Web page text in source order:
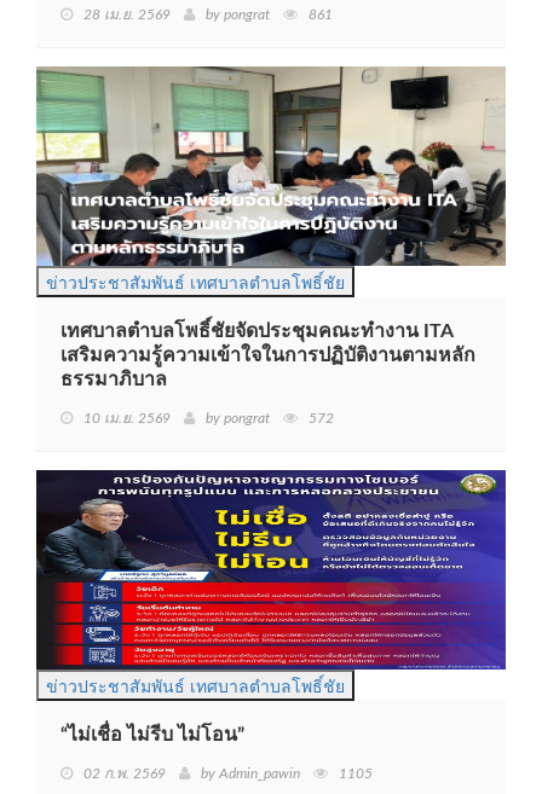
28 เม.ย. 2569 by pongrat 861
ข่าวประชาสัมพันธ์ เทศบาลตำบลโพธิ์ชัย
เทศบาลตำบลโพธิ์ชัยจัดประชุมคณะทำงาน ITA
เสริมความรู้ความเข้าใจในการปฏิบัติงานตามหลัก
ธรรมาภิบาล
10 เม.ย. 2569 by pongrat 572
ข่าวประชาสัมพันธ์ เทศบาลตำบลโพธิ์ชัย
“ไม่เชื่อ ไม่รีบ ไม่โอน”
02 ก.พ. 2569 by Admin_pawin 1105